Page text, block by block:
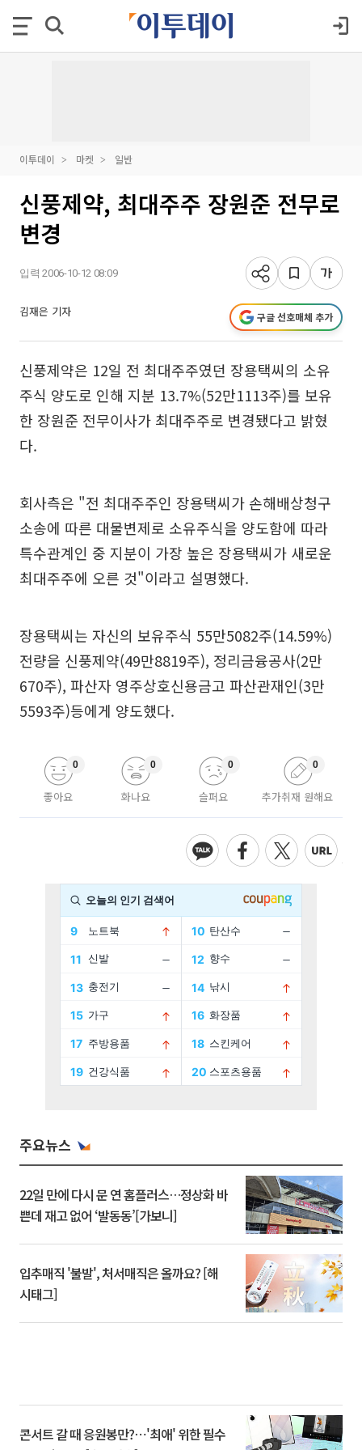
이투데이 마켓 일반
신풍제약, 최대주주 장원준 전무로
변경
입력 2006-10-12 08:09
김재은 기자 구글 선호매체 추가
신풍제약은 12일 전 최대주주였던 장용택씨의 소유
주식 양도로 인해 지분 13.7%(52만1113주)를 보유
한 장원준 전무이사가 최대주주로 변경됐다고 밝혔
다.
회사측은 "전 최대주주인 장용택씨가 손해배상청구
소송에 따른 대물변제로 소유주식을 양도함에 따라
특수관계인 중 지분이 가장 높은 장용택씨가 새로운
최대주주에 오른 것"이라고 설명했다.
장용택씨는 자신의 보유주식 55만5082주(14.59%)
전량을 신풍제약(49만8819주), 정리금융공사(2만
670주), 파산자 영주상호신용금고 파산관재인(3만
5593주)등에게 양도했다.
좋아요
0
화나요
0
슬퍼요
0
추가취재 원해요
0
주요뉴스
22일 만에 다시 문 연 홈플러스…정상화 바
쁜데 재고 없어 ‘발동동’[가보니]
입추매직 '불발', 처서매직은 올까요? [해
시태그]
콘서트 갈 때 응원봉만?⋯'최애' 위한 필수